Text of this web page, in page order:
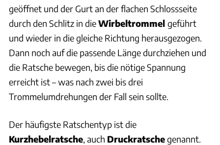
geöffnet und der Gurt an der flachen Schlossseite
durch den Schlitz in dieWirbeltrommel geführt
und wieder in die gleiche Richtung herausgezogen.
Dann noch auf die passende Länge durchziehen und
die Ratsche bewegen, bis die nötige Spannung
erreicht ist – was nach zwei bis drei
Trommelumdrehungen der Fall sein sollte.
Der häufigste Ratschentyp ist die
Kurzhebelratsche, auch Druckratschegenannt.